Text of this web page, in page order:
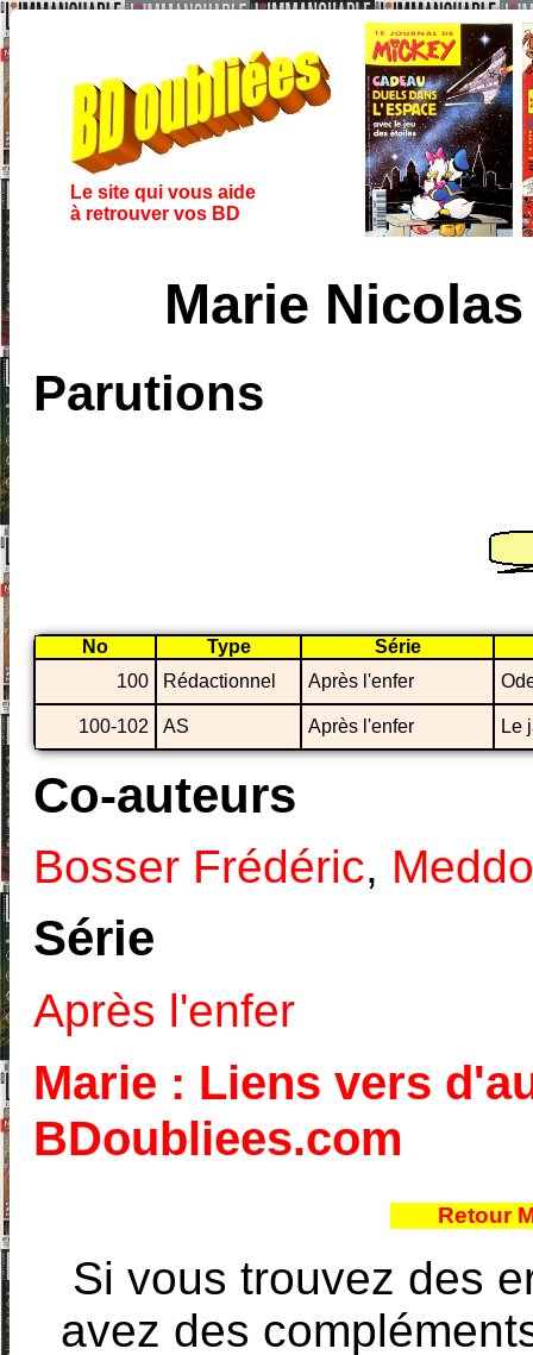
Le site qui vous aide
à retrouver vos BD
Marie
Parutions
No Type
Série
100
Rédactionnel Après l'enfer
100-102 AS Après l'enfer Le
Co-auteurs
Bosser Frédéric,
Série
Après l'enfer
Marie : Liens vers
BDoubliees.com
Retour
Si vous trouvez des
avez des